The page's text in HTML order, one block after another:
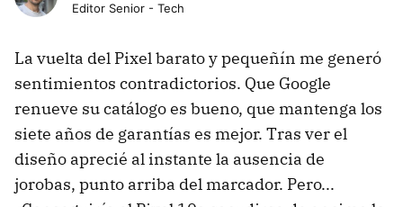
Editor Senior - Tech
La vuelta del Pixel barato y pequeñín me generó
sentimientos contradictorios. Que Google
renueve su catálogo es bueno, que mantenga los
siete años de garantías es mejor. Tras ver el
diseño aprecié al instante la ausencia de
jorobas, punto arriba del marcador. Pero...